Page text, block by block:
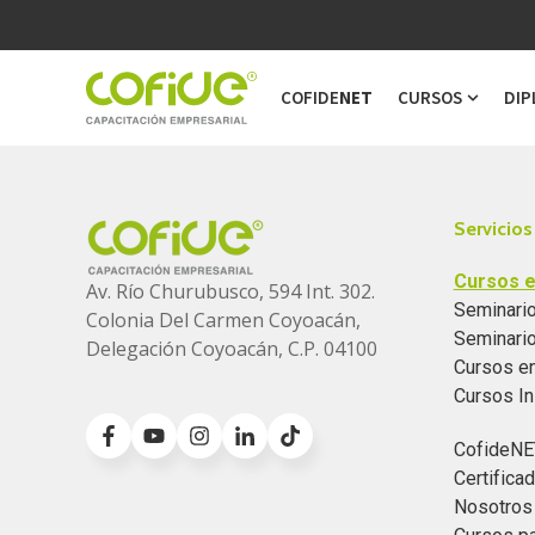
COFIDENET CURSOS
Show
Av. Río Churubusco, 594 Int. 302.
Colonia Del Carmen Coyoacán,
Delegación Coyoacán, C.P. 04100
Servicios
Cursos
Cursos
Cursos
Nosotros